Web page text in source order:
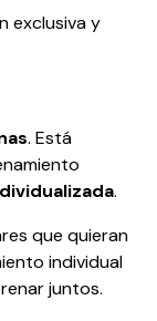
exclusiva y
. Está
.
que quieran
individual
juntos.